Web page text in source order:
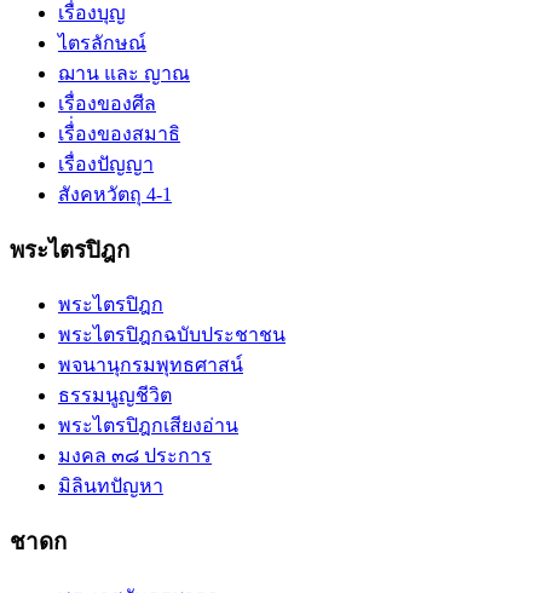
เรื่องบุญ
ไตรลักษณ์
ฌาน และ ญาณ
เรื่องของศีล
เรื่่องของสมาธิ
เรื่องปัญญา
สังคหวัตถุ 4-1
พระไตรปิฎก
พระไตรปิฎก
พระไตรปิฎกฉบับประชาชน
พจนานุกรมพุทธศาสน์
ธรรมนูญชีวิต
พระไตรปิฎกเสียงอ่าน
มงคล ๓๘ ประการ
มิลินทปัญหา
ชาดก